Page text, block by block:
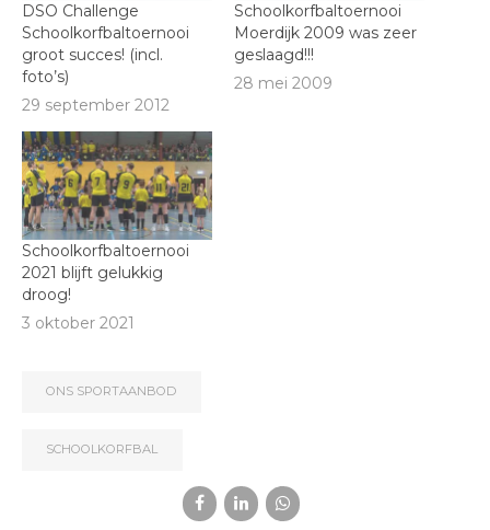
DSO Challenge
Schoolkorfbaltoernooi
groot succes! (incl.
foto’s)
29 september 2012
Schoolkorfbaltoernooi
Moerdijk 2009 was zeer
geslaagd!!!
28 mei 2009
Schoolkorfbaltoernooi
2021 blijft gelukkig
droog!
3 oktober 2021
ONS SPORTAANBOD
SCHOOLKORFBAL